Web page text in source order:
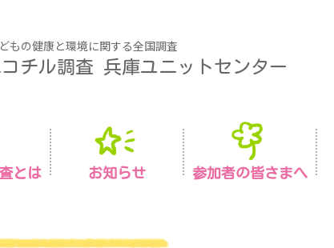
もの健康と環境に関する全国調査
チル調査 兵庫ユニットセンター
とは お知らせ 参加者の皆さまへ